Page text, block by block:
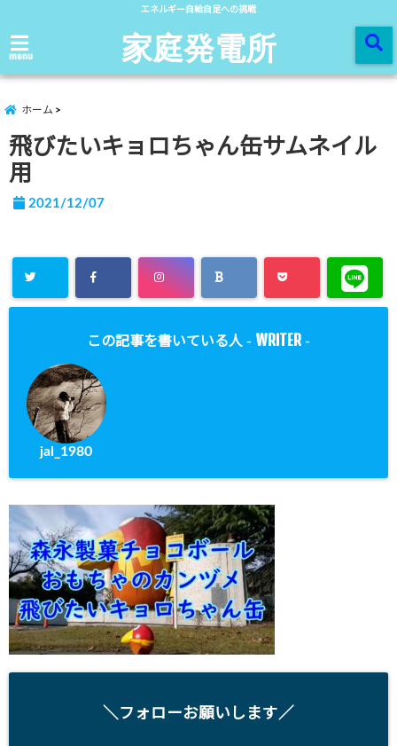
エネルギー自給自足への挑戦
menu 家庭発電所
ホーム
飛びたいキョロちゃん缶サムネイル
用
2021/12/07
この記事を書いている人 - WRITER -
jal_1980
＼フォローお願いします／